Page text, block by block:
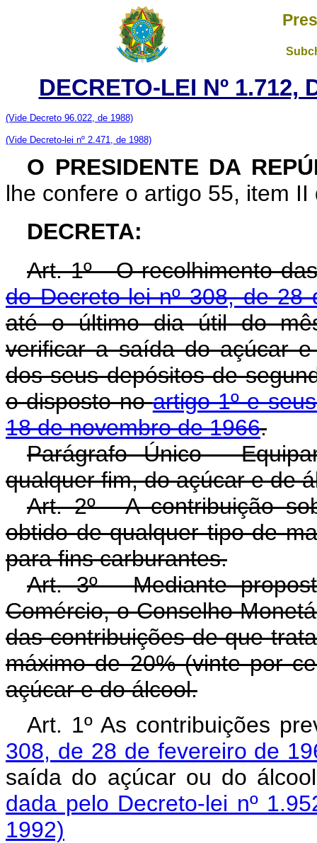
DECRETO-LEI Nº 1.712,
(Vide Decreto 96.022, de 1988)
(Vide Decreto-lei nº 2.471, de 1988)
O PRESIDENTE DA
lhe confere o artigo 55, item
DECRETA:
Art. 1º - O recolhimento
do Decreto-lei nº 308, de 28
até o último dia útil do
verificar a saída do açúcar
dos seus depósitos de
o disposto noartigo 1º e
18 de novembro de 1966.
Parágrafo Único -
qualquer fim, do açúcar e de
Art. 2º - A contribuição
obtido de qualquer tipo de
para fins carburantes.
Art. 3º - Mediante
Comércio, o Conselho
das contribuições de que
máximo de 20% (vinte por
açúcar e do álcool.
Art. 1º As contribuições
308, de 28 de fevereiro de
saída do açúcar ou do
dada pelo Decreto-lei nº
1992)